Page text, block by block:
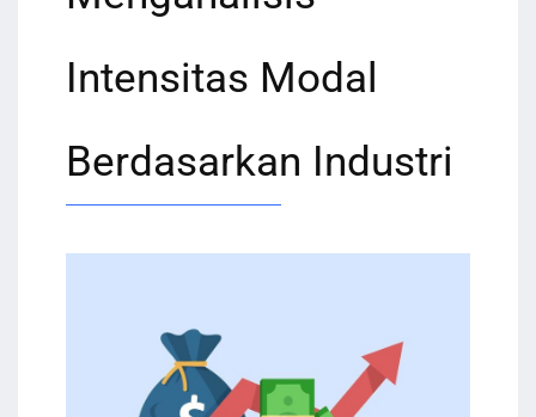
Intensitas Modal
Berdasarkan Industri